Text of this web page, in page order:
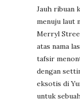
Jauh ribuan
menuju laut
Merryl
atas nama
tafsir
dengan
eksotis di
untuk